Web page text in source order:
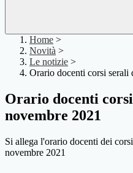
Home >
Novità >
Le notizie >
Orario docenti corsi serali
Orario docenti
novembre 2021
Si allega l'orario docenti dei
novembre 2021